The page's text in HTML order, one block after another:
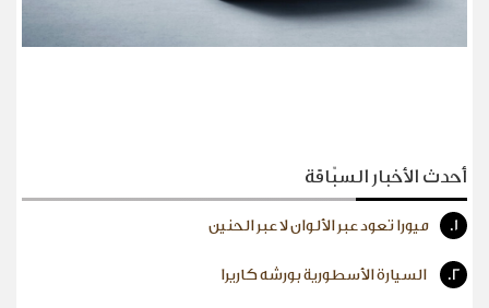
أحدث الأخبار السبّاقة
1. ميورا تعود عبر الألوان لا عبر الحنين
2. السيارة الأسطورية بورشه كاريرا